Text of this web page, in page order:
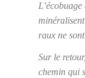
raux ne
Sur le
che­min qui